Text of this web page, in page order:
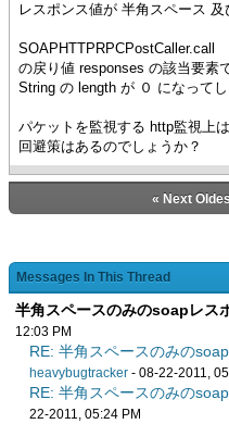
レスポンス値が 半角スペース
SOAPHTTPRPCPostCaller.call
の戻り値 responses の該当要素
String の length が ０ になってし
パケットを監視する http監視上
回避策はあるのでしょうか？
« Next
Messages In This Thread
半角スペースのみのsoapレス
12:03 PM
RE: 半角スペースのみの
heavybugtracker - 08-22-2011,
RE: 半角スペースのみの
22-2011, 05:24 PM